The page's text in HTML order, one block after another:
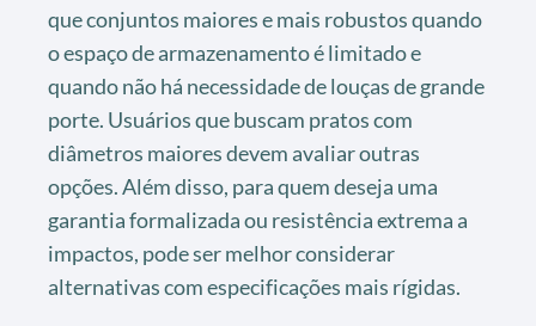
que conjuntos maiores e mais robustos quando
o espaço de armazenamento é limitado e
quando não há necessidade de louças de grande
porte. Usuários que buscam pratos com
diâmetros maiores devem avaliar outras
opções. Além disso, para quem deseja uma
garantia formalizada ou resistência extrema a
impactos, pode ser melhor considerar
alternativas com especificações mais rígidas.